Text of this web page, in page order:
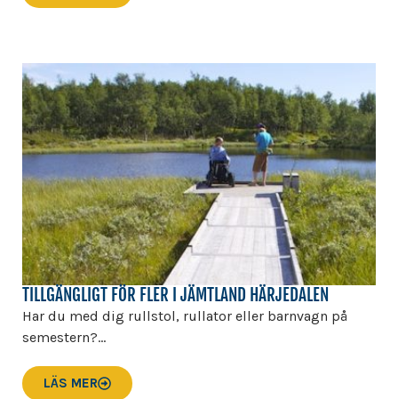
TILLGÄNGLIGT FÖR FLER I JÄMTLAND HÄRJEDALEN
Har du med dig rullstol, rullator eller barnvagn på
semestern?...
LÄS MER